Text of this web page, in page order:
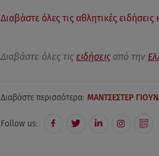
Διαβάστε όλες τις αθλητικές
Διαβάστε όλες τις ειδήσειςαπό την
Διαβάστε περισσότερα: ΜΑΝΤΣΕΣΤΕΡ
Follow us: